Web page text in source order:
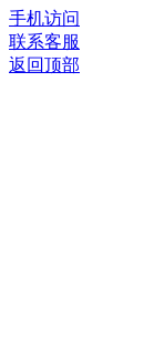
手机访问
联系客服
返回顶部